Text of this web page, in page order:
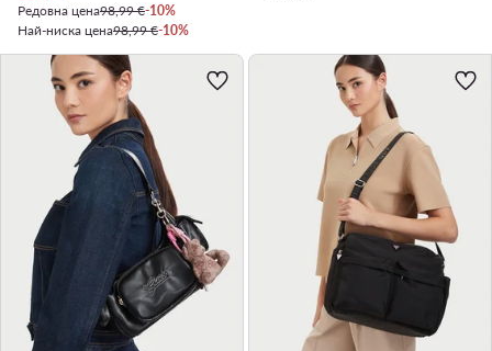
Редовна цена98,99 €-10%
Най-ниска цена98,99 €-10%